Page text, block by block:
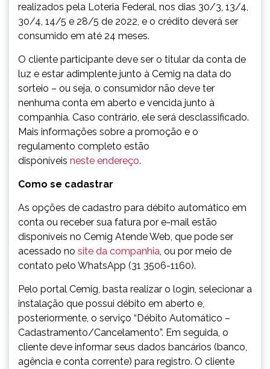
realizados pela Loteria Federal, nos dias 30/3, 13/4,
30/4, 14/5 e 28/5 de 2022, e o crédito deverá ser
consumido em até 24 meses.
O cliente participante deve ser o titular da conta de
luz e estar adimplente junto à Cemig na data do
sorteio – ou seja, o consumidor não deve ter
nenhuma conta em aberto e vencida junto à
companhia. Caso contrário, ele será desclassificado.
Mais informações sobre a promoção e o
regulamento completo estão
disponíveis neste endereço.
Como se cadastrar
As opções de cadastro para débito automático em
conta ou receber sua fatura por e-mail estão
disponíveis no Cemig Atende Web, que pode ser
acessado no site da companhia , ou por meio de
contato pelo WhatsApp (31 3506-1160).
Pelo portal Cemig, basta realizar o login, selecionar a
instalação que possui débito em aberto e,
posteriormente, o serviço “Débito Automático –
Cadastramento/Cancelamento”. Em seguida, o
cliente deve informar seus dados bancários (banco,
agência e conta corrente) para registro. O cliente